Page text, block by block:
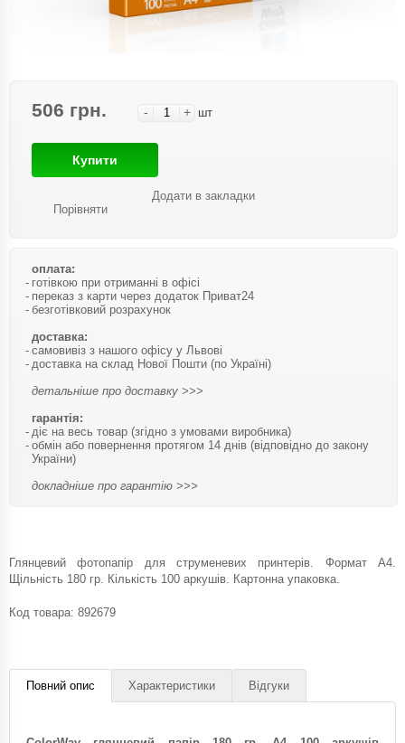
506 грн. - + шт
Купити
Порівняти
Додати в закладки
оплата:
готівкою при отриманні в офісі
переказ з карти через додаток Приват24
безготівковий розрахунок
доставка:
самовивіз з нашого офісу у Львові
доставка на склад Нової Пошти (по Україні)
детальніше про доставку >>>
гарантія:
діє на весь товар (згідно з умовами виробника)
обмін або повернення протягом 14 днів (відповідно до закону
України)
докладніше про гарантію >>>
Глянцевий фотопапір для струменевих принтерів. Формат A4.
Щільність 180 гр. Кількість 100 аркушів. Картонна упаковка.
Код товара: 892679
Повний опис Характеристики Відгуки